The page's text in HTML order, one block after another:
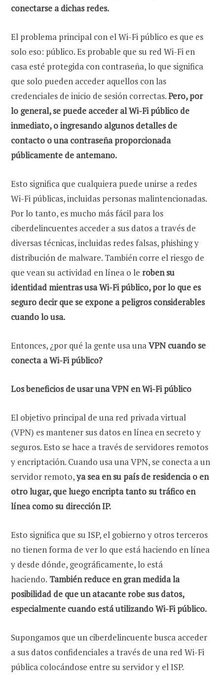
conectarse a dichas redes.
El problema principal con el Wi-Fi público es que es
solo eso: público. Es probable que su red Wi-Fi en
casa esté protegida con contraseña, lo que significa
que solo pueden acceder aquellos con las
credenciales de inicio de sesión correctas.Pero, por
lo general, se puede acceder al Wi-Fi público de
inmediato, o ingresando algunos detalles de
contacto o una contraseña proporcionada
públicamente de antemano.
Esto significa que cualquiera puede unirse a redes
Wi-Fi públicas, incluidas personas malintencionadas.
Por lo tanto, es mucho más fácil para los
ciberdelincuentes acceder a sus datos a través de
diversas técnicas, incluidas redes falsas, phishing y
distribución de malware. También corre el riesgo de
que vean su actividad en línea o le roben su
identidad mientras usa Wi-Fi público, por lo que es
seguro decir que se expone a peligros considerables
cuando lo usa.
Entonces, ¿por qué la gente usa unaVPN cuando se
conecta a Wi-Fi público?
Los beneficios de usar una VPN en Wi-Fi público
El objetivo principal de una red privada virtual
(VPN) es mantener sus datos en línea en secreto y
seguros. Esto se hace a través de servidores remotos
y encriptación. Cuando usa una VPN, se conecta a un
servidor remoto,ya sea en su país de residencia o en
otro lugar, que luego encripta tanto su tráfico en
línea como su dirección IP.
Esto significa que su ISP, el gobierno y otros terceros
no tienen forma de ver lo que está haciendo en línea
y desde dónde, geográficamente, lo está
haciendo. También reduce en gran medida la
posibilidad de que un atacante robe sus datos,
especialmente cuando está utilizando Wi-Fi público.
Supongamos que un ciberdelincuente busca acceder
a sus datos confidenciales a través de una red Wi-Fi
pública colocándose entre su servidor y el ISP.